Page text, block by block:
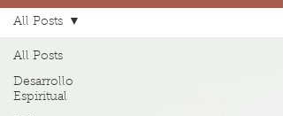
All Posts
Desarrollo
Espiritual
All Posts